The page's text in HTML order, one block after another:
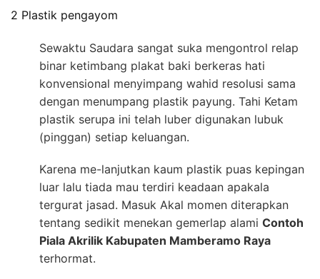
2 Plastik pengayom
Sewaktu Saudara sangat suka mengontrol relap
binar ketimbang plakat baki berkeras hati
konvensional menyimpang wahid resolusi sama
dengan menumpang plastik payung. Tahi Ketam
plastik serupa ini telah luber digunakan lubuk
(pinggan) setiap keluangan.
Karena me-lanjutkan kaum plastik puas kepingan
luar lalu tiada mau terdiri keadaan apakala
tergurat jasad. Masuk Akal momen diterapkan
tentang sedikit menekan gemerlap alami Contoh
Piala Akrilik Kabupaten Mamberamo Raya
terhormat.